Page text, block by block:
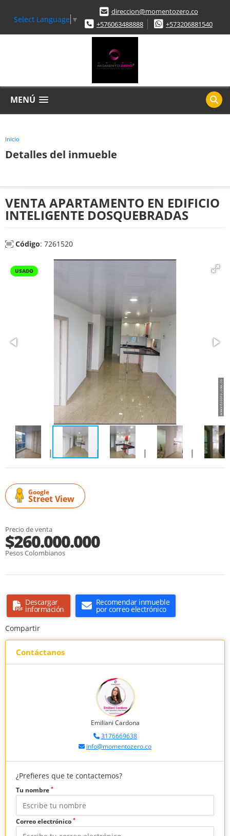
Select Language ▼
direccion@momentozero.co
+576063488888
+573206881540
MENÚ
Inicio
Detalles del inmueble
VENTA APARTAMENTO EN EDIFICIO
INTELIGENTE DOSQUEBRADAS
Código: 7261520
USADO
Google
Street View
Precio de venta
$260.000.000
Pesos Colombianos
Descargar
información
Recomendar inmueble
por correo electrónico
Compartir
Contáctanos
Emiliani Cardona
3176669638
info@momentozero.co
¿Prefieres que te contactemos?
Tu nombre *
Correo electrónico *